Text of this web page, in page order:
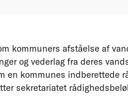
kommuners afståelse af
og vederlag fra deres
en kommunes indberettede
sekretariatet